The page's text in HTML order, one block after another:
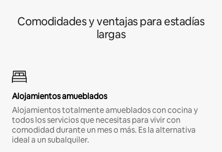
Comodidades y ventajas para estadías
largas
Alojamientos amueblados
Alojamientos totalmente amueblados con cocina y
todos los servicios que necesitas para vivir con
comodidad durante un mes o más. Es la alternativa
ideal a un subalquiler.